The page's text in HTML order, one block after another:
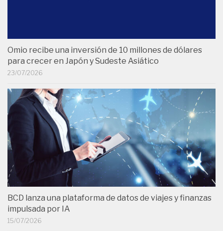
Omio recibe una inversión de 10 millones de dólares
para crecer en Japón y Sudeste Asiático
23/07/2026
BCD lanza una plataforma de datos de viajes y finanzas
impulsada por IA
15/07/2026